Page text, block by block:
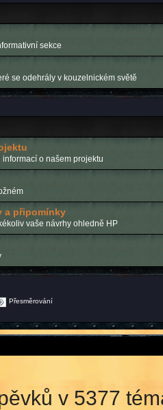
sekce
se odehrály v kouzelnickém světě
o našem projektu
a připomínky
vaše návrhy ohledně HP
Přesměrování
v 5377